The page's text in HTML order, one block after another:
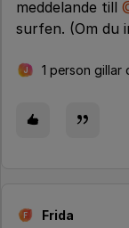
meddelande till
surfen. (Om du
J 1 person gillar
F Frida